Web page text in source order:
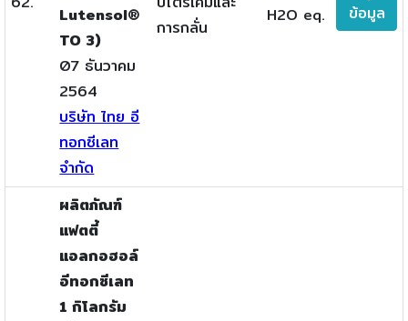
Lutensol®
TO 3)
07 ธันวาคม
2564
บริษัท ไทย อี
ทอกซีเลท
จำกัด
การกลั่น
H2O eq.
ข้อมูล
ผลิตภัณฑ์
แฟตตี้
แอลกอฮอล์
อีทอกซีเลท
1 กิโลกรัม